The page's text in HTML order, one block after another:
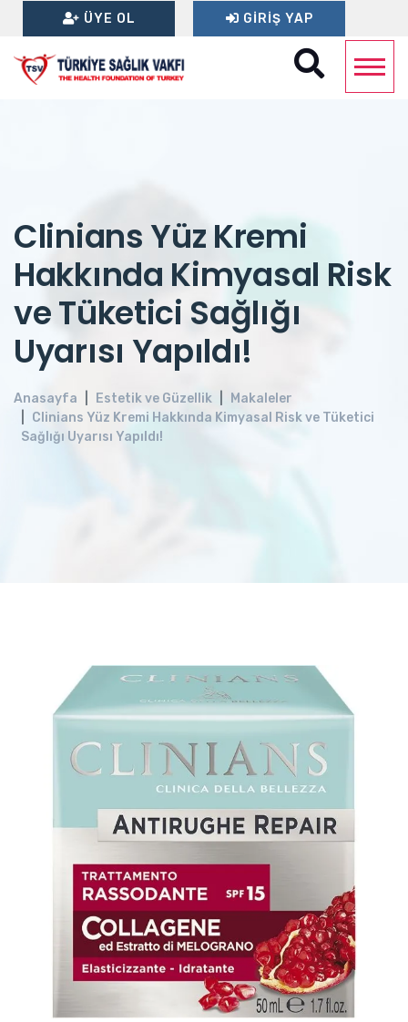
ÜYE OL GIRIŞ YAP
Clinians Yüz Kremi
Hakkında Kimyasal Risk
ve Tüketici Sağlığı
Uyarısı Yapıldı!
Anasayfa Estetik ve Güzellik
Makaleler
Clinians Yüz Kremi Hakkında Kimyasal Risk ve Tüketici
Sağlığı Uyarısı Yapıldı!